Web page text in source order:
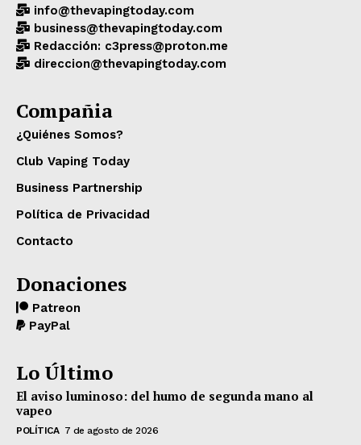
info@thevapingtoday.com
business@thevapingtoday.com
Redacción: c3press@proton.me
direccion@thevapingtoday.com
Compañia
¿Quiénes Somos?
Club Vaping Today
Business Partnership
Política de Privacidad
Contacto
Donaciones
Patreon
PayPal
Lo Último
El aviso luminoso: del humo de segunda mano al
vapeo
POLÍTICA 7 de agosto de 2026